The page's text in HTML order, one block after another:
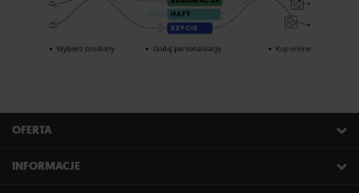
OFERTA
INFORMACJE